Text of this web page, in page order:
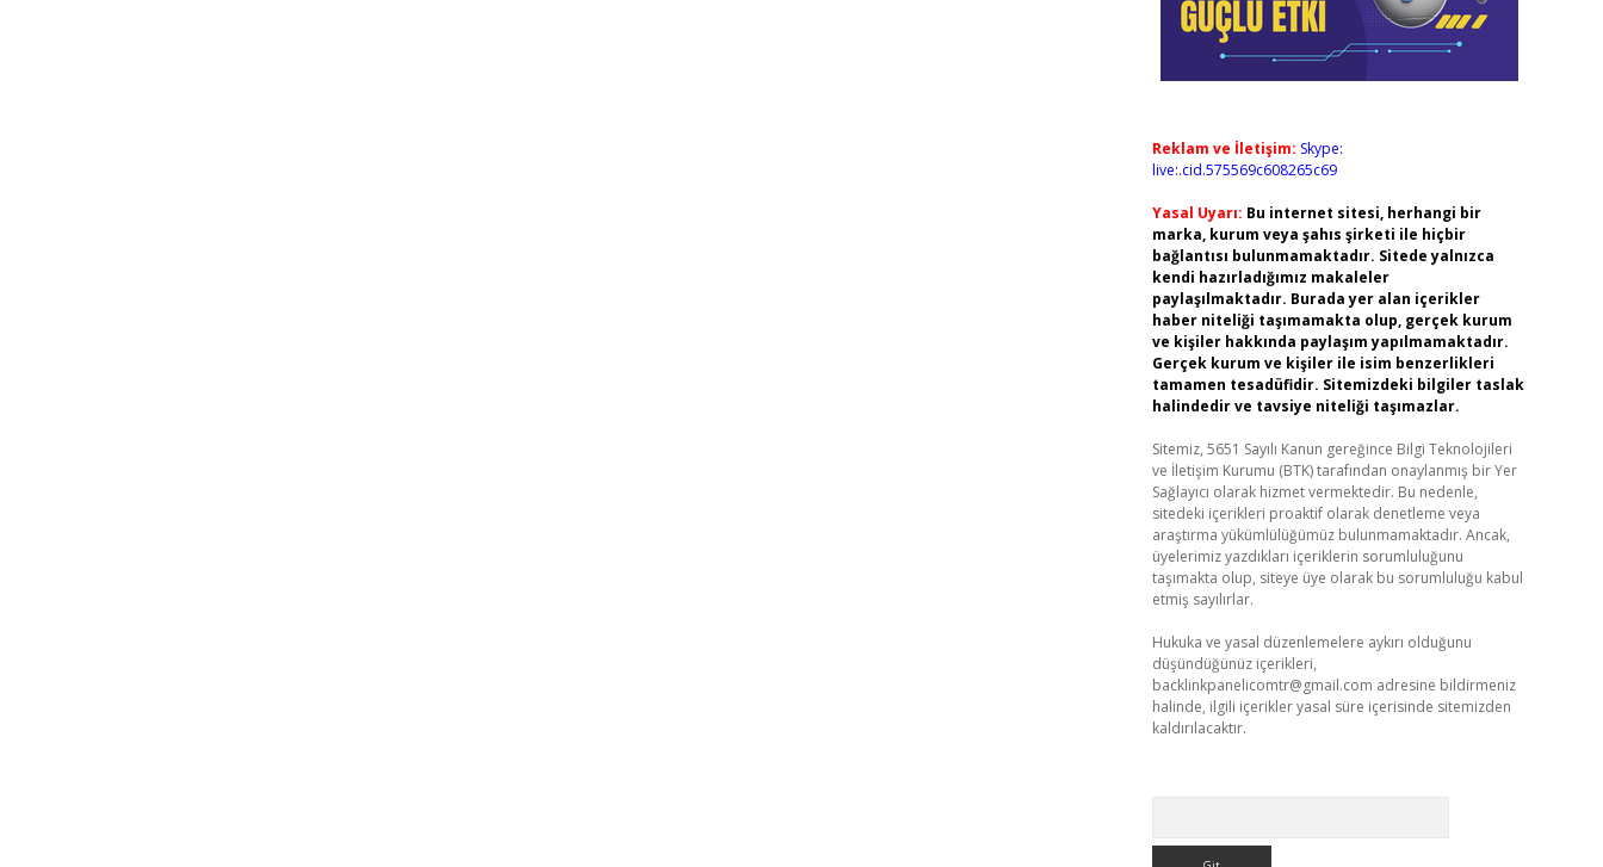
Reklam ve İletişim: Skype:
live:.cid.575569c608265c69
Yasal Uyarı: Bu internet sitesi, herhangi bir
marka, kurum veya şahıs şirketi ile hiçbir
bağlantısı bulunmamaktadır. Sitede yalnızca
kendi hazırladığımız makaleler
paylaşılmaktadır. Burada yer alan içerikler
haber niteliği taşımamakta olup, gerçek kurum
ve kişiler hakkında paylaşım yapılmamaktadır.
Gerçek kurum ve kişiler ile isim benzerlikleri
tamamen tesadüfidir. Sitemizdeki bilgiler taslak
halindedir ve tavsiye niteliği taşımazlar.
Sitemiz, 5651 Sayılı Kanun gereğince Bilgi Teknolojileri
ve İletişim Kurumu (BTK) tarafından onaylanmış bir Yer
Sağlayıcı olarak hizmet vermektedir. Bu nedenle,
sitedeki içerikleri proaktif olarak denetleme veya
araştırma yükümlülüğümüz bulunmamaktadır. Ancak,
üyelerimiz yazdıkları içeriklerin sorumluluğunu
taşımakta olup, siteye üye olarak bu sorumluluğu kabul
etmiş sayılırlar.
Hukuka ve yasal düzenlemelere aykırı olduğunu
düşündüğünüz içerikleri,
backlinkpanelicomtr@gmail.com adresine bildirmeniz
halinde, ilgili içerikler yasal süre içerisinde sitemizden
kaldırılacaktır.